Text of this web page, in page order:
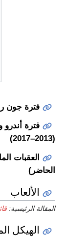
فترة جون
فترة
(2013–2017)
الحاضر)
الألعاب
المقالة الرئيسية:
الهيكل